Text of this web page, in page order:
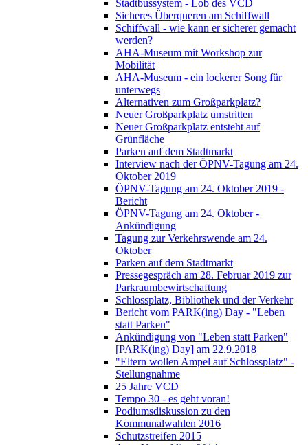
Stadtbussystem - Lob des VCD
Sicheres Überqueren am Schiffwall
Schiffwall - wie kann er sicherer gemacht
werden?
AHA-Museum mit Workshop zur
Mobilität
AHA-Museum - ein lockerer Song für
unterwegs
Alternativen zum Großparkplatz?
Neuer Großparkplatz umstritten
Neuer Großparkplatz entsteht auf
Grünfläche
Parken auf dem Stadtmarkt
Interview nach der ÖPNV-Tagung am 24.
Oktober 2019
ÖPNV-Tagung am 24. Oktober 2019 -
Bericht
ÖPNV-Tagung am 24. Oktober -
Ankündigung
Tagung zur Verkehrswende am 24.
Oktober
Parken auf dem Stadtmarkt
Pressegespräch am 28. Februar 2019 zur
Parkraumbewirtschaftung
Schlossplatz, Bibliothek und der Verkehr
Bericht vom PARK(ing) Day - "Leben
statt Parken"
Ankündigung von "Leben statt Parken"
[PARK(ing) Day] am 22.9.2018
"Eltern wollen Ampel auf Schlossplatz" -
Stellungnahme
25 Jahre VCD
Tempo 30 - es geht voran!
Podiumsdiskussion zu den
Kommunalwahlen 2016
Schutzstreifen 2015